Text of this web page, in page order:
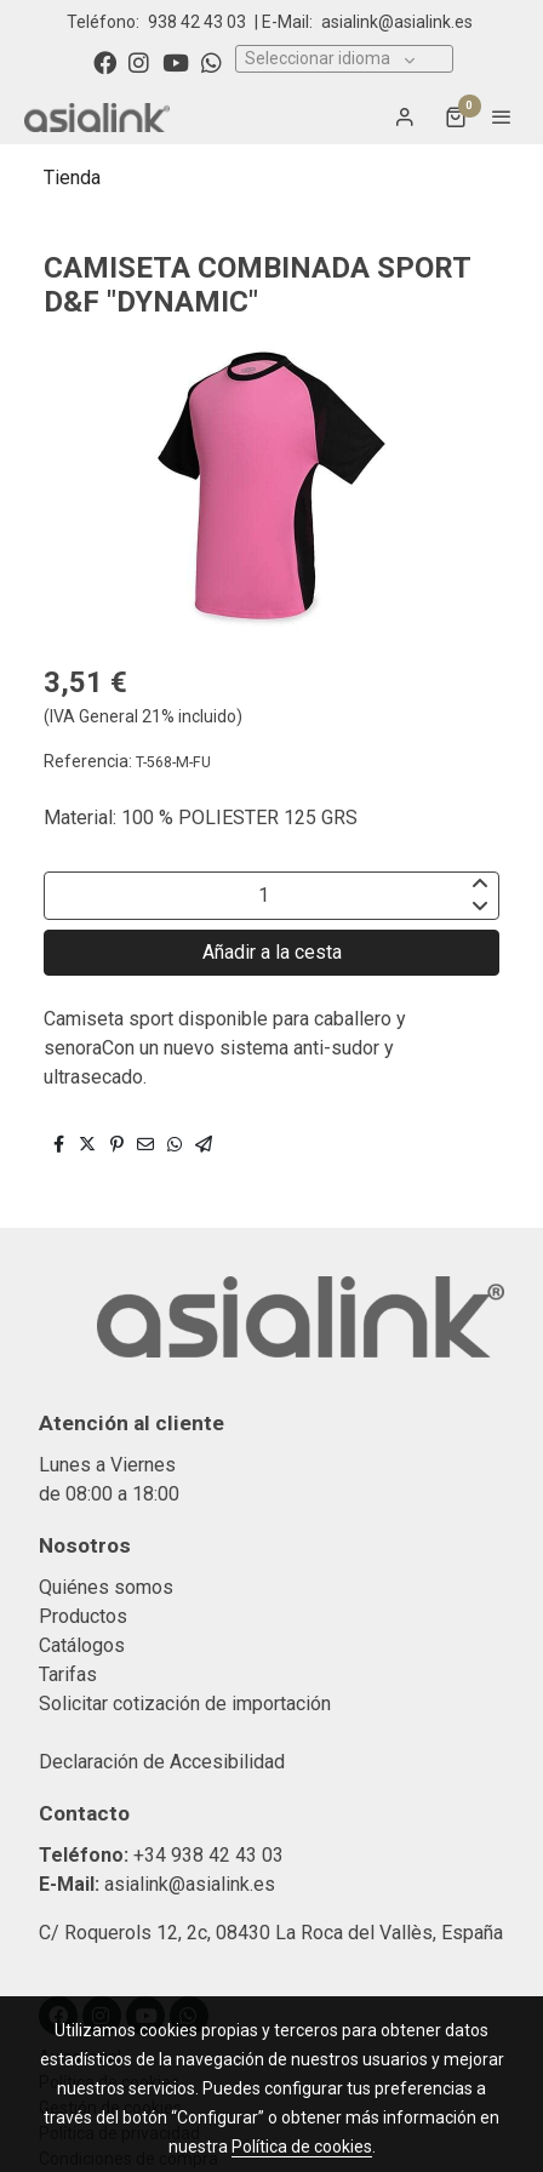
Teléfono: 938 42 43 03 | E-Mail: asialink@asialink.es
Seleccionar idioma
0
Tienda
CAMISETA COMBINADA SPORT
D&F "DYNAMIC"
3,51 €
(IVA General 21% incluido)
Referencia: T-568-M-FU
Material: 100 % POLIESTER 125 GRS
Añadir a la cesta
Camiseta sport disponible para caballero y
senoraCon un nuevo sistema anti-sudor y
ultrasecado.
Atención al cliente
Lunes a Viernes
de 08:00 a 18:00
Nosotros
Quiénes somos
Productos
Catálogos
Tarifas
Solicitar cotización de importación
Declaración de Accesibilidad
Contacto
Teléfono: +34 938 42 43 03
E-Mail: asialink@asialink.es
C/ Roquerols 12, 2c, 08430 La Roca del Vallès, España
Aviso legal
Política de cookies
Gestión de cookies
Condiciones de compra
Utilizamos cookies propias y terceros para obtener datos
estadísticos de la navegación de nuestros usuarios y mejorar
nuestros servicios. Puedes configurar tus preferencias a
través del botón “Configurar” o obtener más información en
nuestra Política de cookies